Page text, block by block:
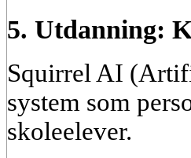
5. Utdanning:
Squirrel AI
system som
skoleelever.